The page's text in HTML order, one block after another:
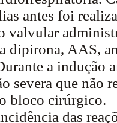
antes foi
valvular
dipirona, AAS,
a indução
severa que não
bloco cirúrgico.
das